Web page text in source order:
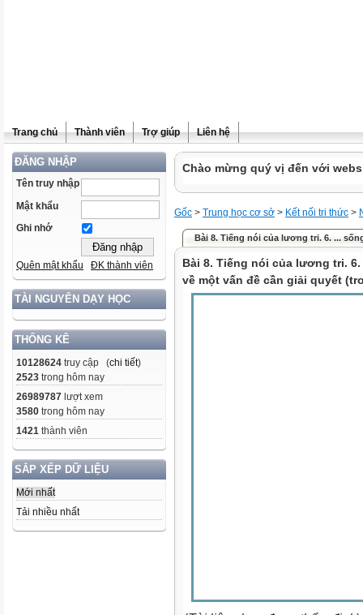
Trang chủ Thành viên Trợ giúp Liên hệ
ĐĂNG NHẬP
Tên truy nhập
Mật khẩu
Ghi nhớ
Quên mật khẩu ĐK thành viên
TÀI NGUYÊN DẠY HỌC
THỐNG KÊ
10128624 truy cập (chi tiết)
2523 trong hôm nay
26989787 lượt xem
3580 trong hôm nay
1421 thành viên
SẮP XẾP DỮ LIỆU
Mới nhất
Tải nhiều nhất
Chào mừng quý vị đến với
Gốc > Trung học cơ sở > Kết nối tri thức >
Bài 8. Tiếng nói của lương tri. 6. ...
Bài 8. Tiếng nói của lương tri.
về một vấn đề cần giải quyết